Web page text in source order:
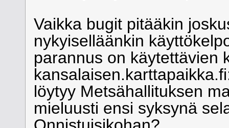
Vaikka bugit pitääkin
nykyiselläänkin
parannus on käytettävien
löytyy Metsähallituksen
mieluusti ensi syksynä